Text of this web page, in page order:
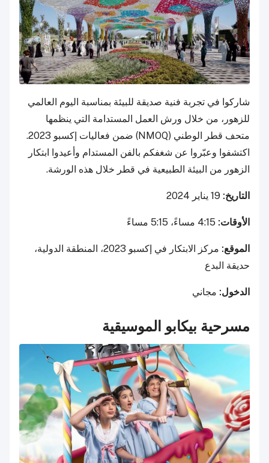
شاركوا في تجربة فنية صديقة للبيئة بمناسبة اليوم العالمي
للزهور، من خلال ورش العمل المستدامة التي ينظمها
متحف قطر الوطني (NMOQ) ضمن فعاليات إكسبو 2023.
اكتشفوا وعبّروا عن شغفكم بالفن المستدام وأعيدوا ابتكار
الزهور من البيئة الطبيعية في قطر خلال هذه الورشة.
التاريخ: 19 يناير 2024
الأوقات: 4:15 مساءً، 5:15 مساءً
الموقع:
مركز الابتكار في إكسبو 2023، المنطقة الدولية،
حديقة البدع
الدخول: مجاني
مسرحية بيكابو الموسيقية